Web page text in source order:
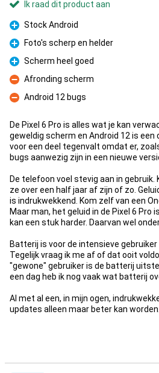
Ik raad dit product aan
Pluspunt
Stock Android
Pluspunt
Foto's scherp en helder
Pluspunt
Scherm heel goed
Minpunt
Afronding scherm
Minpunt
Android 12 bugs
De Pixel 6 Pro is alles wat je kan
geweldig scherm en Android 12 is
voor een deel tegenvalt omdat er,
bugs aanwezig zijn in een nieuwe
De telefoon voel stevig aan in
ze over een half jaar af zijn of zo.
is indrukwekkend. Kom zelf van een
Maar man, het geluid in de Pixel 6 Pro
kan een stuk harder. Daarvan wel
Batterij is voor de intensieve
Tegelijk vraag ik me af of dat ooit
"gewone" gebruiker is de batterij
een dag heb ik nog vaak wat batterij
Al met al een, in mijn ogen,
updates alleen maar beter kan worden.